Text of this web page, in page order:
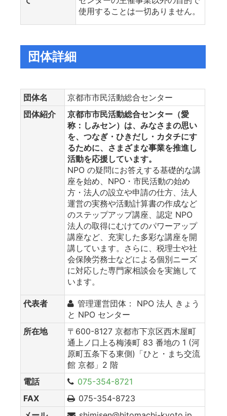
使用することは一切ありません。
団体詳細
団体名
京都市市民活動総合センター
団体紹介
京都市市民活動総合センター（愛
称：しみセン）は、みなさまの思い
を、つなぎ・ひきだし・カタチにす
るために、さまざまな事業を推進し
活動を応援しています。
NPO の疑問にお答えする基礎的な講
座を始め、NPO・市民活動の始め
方・法人の設立や申請の仕方、法人
運営の実務や活動計算書の作成など
のステップアップ講座、認定 NPO
法人の取得にむけてのパワーアップ
講座など、充実した多彩な講座を開
講しています。さらに、税理士や社
会保険労務士などによる個別ニーズ
に対応した専門家相談会を実施して
います。
代表者
管理運営団体： NPO 法人 きょう
と NPO センター
所在地
〒600-8127 京都市下京区西木屋町
通上ノ口上る梅湊町 83 番地の 1 (河
原町五条下る東側)「ひと・まち交流
館 京都」2 階
電話
075-354-8721
FAX
075-354-8723